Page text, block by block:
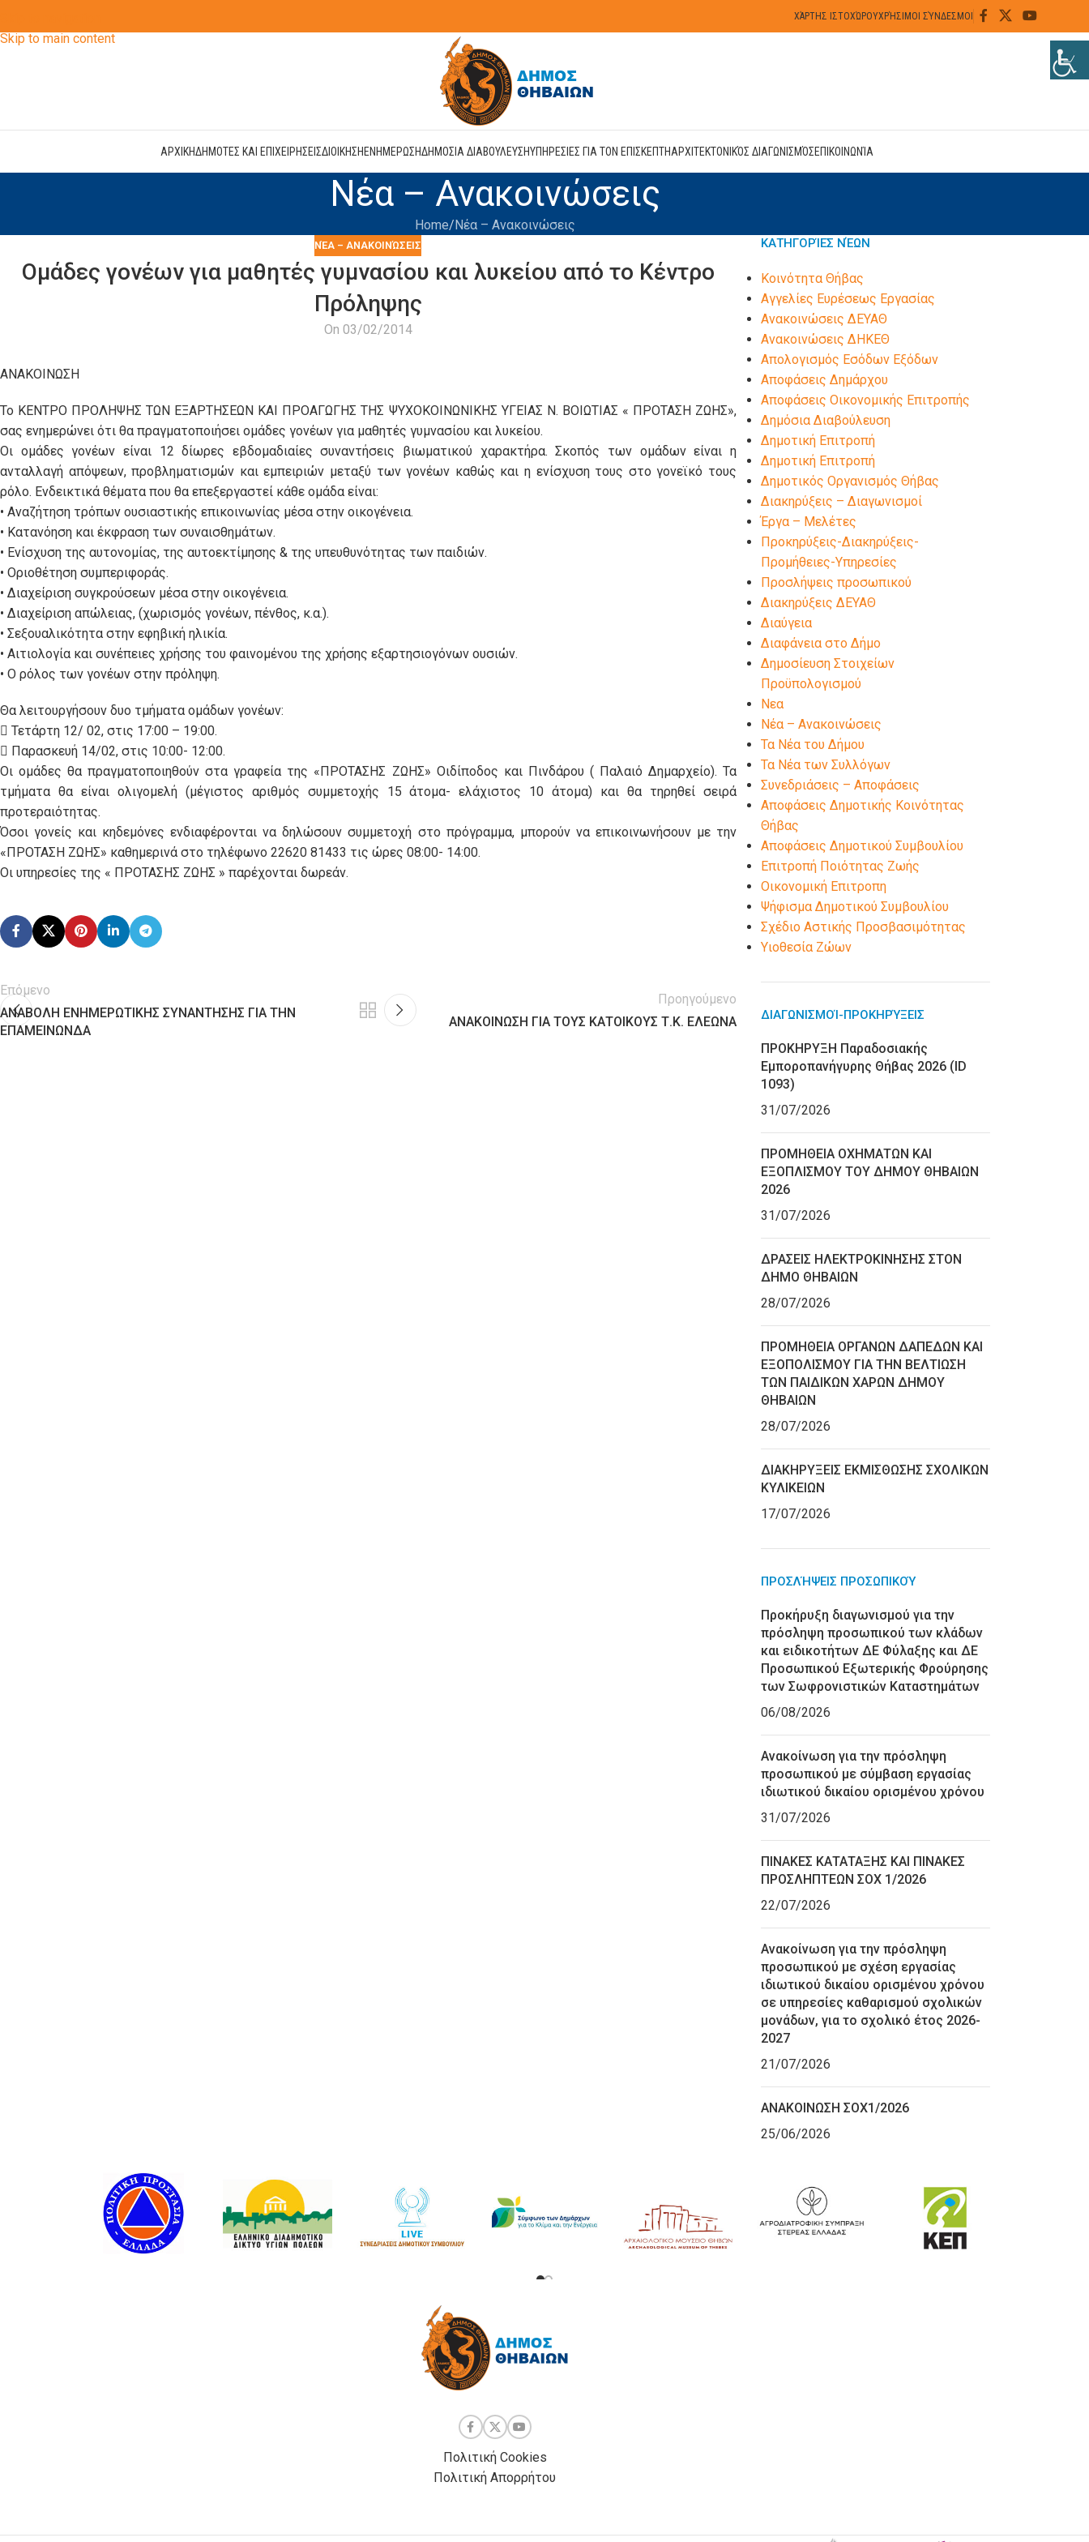
Skip to main content
ΧΆΡΤΗΣ ΙΣΤΟΧΏΡΟΥΧΡΉΣΙΜΟΙ ΣΎΝΔΕΣΜΟΙ
ΑΡΧΙΚΗΔΗΜΟΤΕΣ ΚΑΙ ΕΠΙΧΕΙΡΗΣΕΙΣΔΙΟΙΚΗΣΗΕΝΗΜΕΡΩΣΗΔΗΜΟΣΙΑ ΔΙΑΒΟΥΛΕΥΣΗΥΠΗΡΕΣΙΕΣ ΓΙΑ ΤΟΝ ΕΠΙΣΚΕΠΤΗΑΡΧΙΤΕΚΤΟΝΙΚΌΣ ΔΙΑΓΩΝΙΣΜΌΣΕΠΙΚΟΙΝΩΝΊΑ
Νέα – Ανακοινώσεις
Home Νέα – Ανακοινώσεις
ΝΈΑ – ΑΝΑΚΟΙΝΏΣΕΙΣ
Ομάδες γονέων για μαθητές γυμνασίου και λυκείου από το Κέντρο
Πρόληψης
On 03/02/2014
ΑΝΑΚΟΙΝΩΣΗ
Το ΚΕΝΤΡΟ ΠΡΟΛΗΨΗΣ ΤΩΝ ΕΞΑΡΤΗΣΕΩΝ ΚΑΙ ΠΡΟΑΓΩΓΗΣ ΤΗΣ ΨΥΧΟΚΟΙΝΩΝΙΚΗΣ ΥΓΕΙΑΣ Ν. ΒΟΙΩΤΙΑΣ « ΠΡΟΤΑΣΗ ΖΩΗΣ»,
σας ενημερώνει ότι θα πραγματοποιήσει ομάδες γονέων για μαθητές γυμνασίου και λυκείου.
Οι ομάδες γονέων είναι 12 δίωρες εβδομαδιαίες συναντήσεις βιωματικού χαρακτήρα. Σκοπός των ομάδων είναι η
ανταλλαγή απόψεων, προβληματισμών και εμπειριών μεταξύ των γονέων καθώς και η ενίσχυση τους στο γονεϊκό τους
ρόλο. Ενδεικτικά θέματα που θα επεξεργαστεί κάθε ομάδα είναι:
• Αναζήτηση τρόπων ουσιαστικής επικοινωνίας μέσα στην οικογένεια.
• Κατανόηση και έκφραση των συναισθημάτων.
• Ενίσχυση της αυτονομίας, της αυτοεκτίμησης & της υπευθυνότητας των παιδιών.
• Οριοθέτηση συμπεριφοράς.
• Διαχείριση συγκρούσεων μέσα στην οικογένεια.
• Διαχείριση απώλειας, (χωρισμός γονέων, πένθος, κ.α.).
• Σεξουαλικότητα στην εφηβική ηλικία.
• Αιτιολογία και συνέπειες χρήσης του φαινομένου της χρήσης εξαρτησιογόνων ουσιών.
• Ο ρόλος των γονέων στην πρόληψη.
Θα λειτουργήσουν δυο τμήματα ομάδων γονέων:
 Τετάρτη 12/ 02, στις 17:00 – 19:00.
 Παρασκευή 14/02, στις 10:00- 12:00.
Οι ομάδες θα πραγματοποιηθούν στα γραφεία της «ΠΡΟΤΑΣΗΣ ΖΩΗΣ» Οιδίποδος και Πινδάρου ( Παλαιό Δημαρχείο). Τα
τμήματα θα είναι ολιγομελή (μέγιστος αριθμός συμμετοχής 15 άτομα- ελάχιστος 10 άτομα) και θα τηρηθεί σειρά
προτεραιότητας.
Όσοι γονείς και κηδεμόνες ενδιαφέρονται να δηλώσουν συμμετοχή στο πρόγραμμα, μπορούν να επικοινωνήσουν με την
«ΠΡΟΤΑΣΗ ΖΩΗΣ» καθημερινά στο τηλέφωνο 22620 81433 τις ώρες 08:00- 14:00.
Οι υπηρεσίες της « ΠΡΟΤΑΣΗΣ ΖΩΗΣ » παρέχονται δωρεάν.
Επόμενο
ΑΝΑΒΟΛΗ ΕΝΗΜΕΡΩΤΙΚΗΣ ΣΥΝΑΝΤΗΣΗΣ ΓΙΑ ΤΗΝ
ΕΠΑΜΕΙΝΩΝΔΑ
Προηγούμενο
ΑΝΑΚΟΙΝΩΣΗ ΓΙΑ ΤΟΥΣ ΚΑΤΟΙΚΟΥΣ Τ.Κ. ΕΛΕΩΝΑ
ΚΑΤΗΓΟΡΊΕΣ ΝΈΩΝ
Kοινότητα Θήβας
Αγγελίες Ευρέσεως Εργασίας
Ανακοινώσεις ΔΕΥΑΘ
Ανακοινώσεις ΔΗΚΕΘ
Απολογισμός Εσόδων Εξόδων
Αποφάσεις Δημάρχου
Αποφάσεις Οικονομικής Επιτροπής
Δημόσια Διαβούλευση
Δημοτική Επιτροπή
Δημοτική Επιτροπή
Δημοτικός Οργανισμός Θήβας
Διακηρύξεις – Διαγωνισμοί
Έργα – Μελέτες
Προκηρύξεις-Διακηρύξεις-
Προμήθειες-Υπηρεσίες
Προσλήψεις προσωπικού
Διακηρύξεις ΔΕΥΑΘ
Διαύγεια
Διαφάνεια στο Δήμο
Δημοσίευση Στοιχείων
Προϋπολογισμού
Νεα
Νέα – Ανακοινώσεις
Τα Νέα του Δήμου
Τα Νέα των Συλλόγων
Συνεδριάσεις – Αποφάσεις
Αποφάσεις Δημοτικής Κοινότητας
Θήβας
Αποφάσεις Δημοτικού Συμβουλίου
Επιτροπή Ποιότητας Ζωής
Οικονομική Επιτροπη
Ψήφισμα Δημοτικού Συμβουλίου
Σχέδιο Αστικής Προσβασιμότητας
Υιοθεσία Ζώων
ΔΙΑΓΩΝΙΣΜΟΊ-ΠΡΟΚΗΡΎΞΕΙΣ
ΠΡΟΚΗΡΥΞΗ Παραδοσιακής
Εμποροπανήγυρης Θήβας 2026 (ID
1093)
31/07/2026
ΠΡΟΜΗΘΕΙΑ ΟΧΗΜΑΤΩΝ ΚΑΙ
ΕΞΟΠΛΙΣΜΟΥ ΤΟΥ ΔΗΜΟΥ ΘΗΒΑΙΩΝ
2026
31/07/2026
ΔΡΑΣΕΙΣ ΗΛΕΚΤΡΟΚΙΝΗΣΗΣ ΣΤΟΝ
ΔΗΜΟ ΘΗΒΑΙΩΝ
28/07/2026
ΠΡΟΜΗΘΕΙΑ ΟΡΓΑΝΩΝ ΔΑΠΕΔΩΝ ΚΑΙ
ΕΞΟΠΟΛΙΣΜΟΥ ΓΙΑ ΤΗΝ ΒΕΛΤΙΩΣΗ
ΤΩΝ ΠΑΙΔΙΚΩΝ ΧΑΡΩΝ ΔΗΜΟΥ
ΘΗΒΑΙΩΝ
28/07/2026
ΔΙΑΚΗΡΥΞΕΙΣ ΕΚΜΙΣΘΩΣΗΣ ΣΧΟΛΙΚΩΝ
ΚΥΛΙΚΕΙΩΝ
17/07/2026
ΠΡΟΣΛΉΨΕΙΣ ΠΡΟΣΩΠΙΚΟΎ
Προκήρυξη διαγωνισμού για την
πρόσληψη προσωπικού των κλάδων
και ειδικοτήτων ΔΕ Φύλαξης και ΔΕ
Προσωπικού Εξωτερικής Φρούρησης
των Σωφρονιστικών Καταστημάτων
06/08/2026
Ανακοίνωση για την πρόσληψη
προσωπικού με σύμβαση εργασίας
ιδιωτικού δικαίου ορισμένου χρόνου
31/07/2026
ΠΙΝΑΚΕΣ ΚΑΤΑΤΑΞΗΣ ΚΑΙ ΠΙΝΑΚΕΣ
ΠΡΟΣΛΗΠΤΕΩΝ ΣΟΧ 1/2026
22/07/2026
Ανακοίνωση για την πρόσληψη
προσωπικού με σχέση εργασίας
ιδιωτικού δικαίου ορισμένου χρόνου
σε υπηρεσίες καθαρισμού σχολικών
μονάδων, για το σχολικό έτος 2026-
2027
21/07/2026
ΑΝΑΚΟΙΝΩΣΗ ΣΟΧ1/2026
25/06/2026
Πολιτική Cookies
Πολιτική Απορρήτου